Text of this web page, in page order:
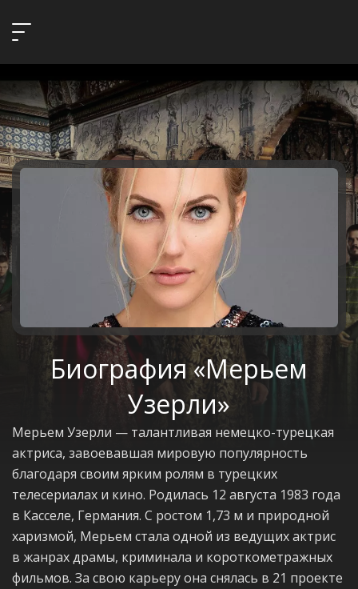
Биография «Мерьем
Узерли»
Мерьем Узерли — талантливая немецко-турецкая
актриса, завоевавшая мировую популярность
благодаря своим ярким ролям в турецких
телесериалах и кино. Родилась 12 августа 1983 года
в Касселе, Германия. С ростом 1,73 м и природной
харизмой, Мерьем стала одной из ведущих актрис
в жанрах драмы, криминала и короткометражных
фильмов. За свою карьеру она снялась в 21 проекте